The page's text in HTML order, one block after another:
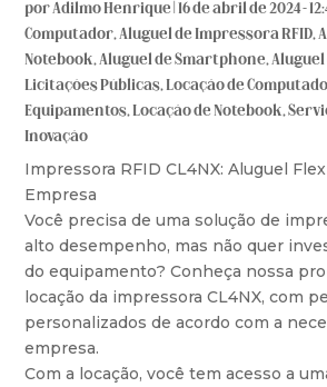
porAdilmo Henrique| 16 de abril de 2024 -
Computador,Aluguel de Impressora RFID,
Notebook,Aluguel de Smartphone,Aluguel
Licitações Públicas,Locação de
Equipamentos,Locação de Notebook,
Inovação
Impressora RFID CL4NX: Aluguel
Empresa
Você precisa de uma solução de
alto desempenho, mas não quer
do equipamento? Conheça nossa
locação da impressora CL4NX, com
personalizados de acordo com a
empresa.
Com a locação, você tem acesso a